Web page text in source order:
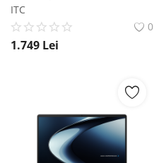
ITC
0
1.749 Lei